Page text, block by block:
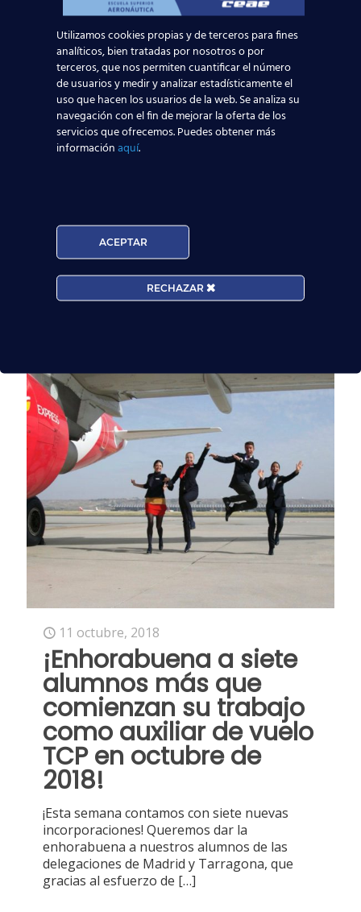
16 octubre, 2018
¿Por qué trabajar
como auxiliar de vuelo
puesto de trabajo en el que levantarte por
las mañanas no sea un suplicio y en el que las
[…]
11 octubre, 2018
¡Enhorabuena a siete
alumnos más que
comienzan su trabajo
como auxiliar de vuelo
TCP en octubre de
2018!
¡Esta semana contamos con siete nuevas
incorporaciones! Queremos dar la
enhorabuena a nuestros alumnos de las
delegaciones de Madrid y Tarragona, que
gracias al esfuerzo de […]
Utilizamos cookies propias y de terceros para fines
analíticos, bien tratadas por nosotros o por
terceros, que nos permiten cuantificar el número
de usuarios y medir y analizar estadísticamente el
uso que hacen los usuarios de la web. Se analiza su
navegación con el fin de mejorar la oferta de los
servicios que ofrecemos. Puedes obtener más
informaciónaquí.
ACEPTAR
RECHAZAR